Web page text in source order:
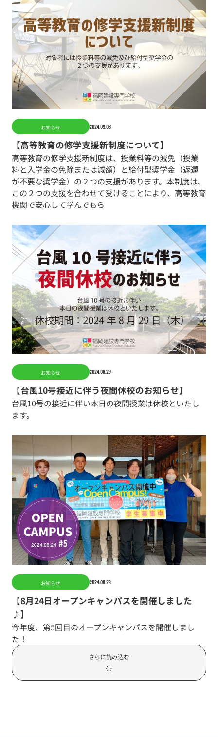
お知らせ 2024.09.06
【高等教育の修学支援新制度について】
高等教育の修学支援新制度は、授業料等の減免（授業
料と入学金の免除または減額）と給付型奨学金（返還
が不要な奨学金）の２つの支援があります。本制度は、
この２つの支援を合わせて受けることにより、高等教育
機関で安心して学んでもら
お知らせ 2024.08.29
【台風10号接近に伴う夜間休校のお知らせ】
台風10号の接近に伴い本日の夜間授業は休校といたし
ます。
お知らせ 2024.08.28
【8月24日オープンキャンパスを開催しました
♪】
今年度、第5回目のオープンキャンパスを開催しまし
た！
さらに読み込む